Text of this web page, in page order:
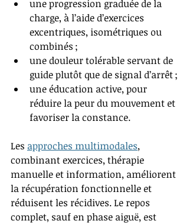
une progression graduée de la
charge, à l’aide d’exercices
excentriques, isométriques ou
combinés ;
une douleur tolérable servant de
guide plutôt que de signal d’arrêt ;
une éducation active, pour
réduire la peur du mouvement et
favoriser la constance.
Les approches multimodales,
combinant exercices, thérapie
manuelle et information, améliorent
la récupération fonctionnelle et
réduisent les récidives. Le repos
complet, sauf en phase aiguë, est